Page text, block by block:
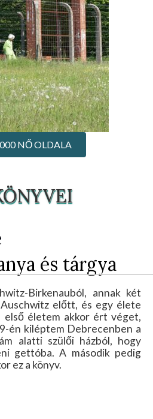
NŐ OLDALA
és tárgya
Birkenauból, annak két
előtt, és egy élete
első életem akkor ért véget,
én kiléptem Debrecenben a
alatti szülői házból, hogy
gettóba. A második pedig
ez a könyv.